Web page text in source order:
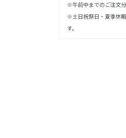
※午前中までのご注文
※土日祝祭日・夏季休
す。